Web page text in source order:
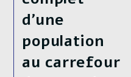
d’une
population
au carrefour